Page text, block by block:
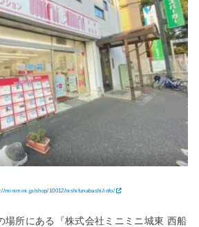
minimini.jp/shop/10012/nishifunabashi/info/
場所にある『株式会社ミニミニ城東 西船